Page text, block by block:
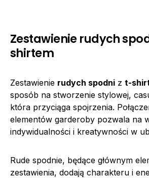
Zestawienie rudych
shirtem
Zestawienie rudych spodni z t-
sposób na stworzenie stylowej,
która przyciąga spojrzenia.
elementów garderoby pozwala na
indywidualności i kreatywności w
Rude spodnie, będące głównym
zestawienia, dodają charakteru i